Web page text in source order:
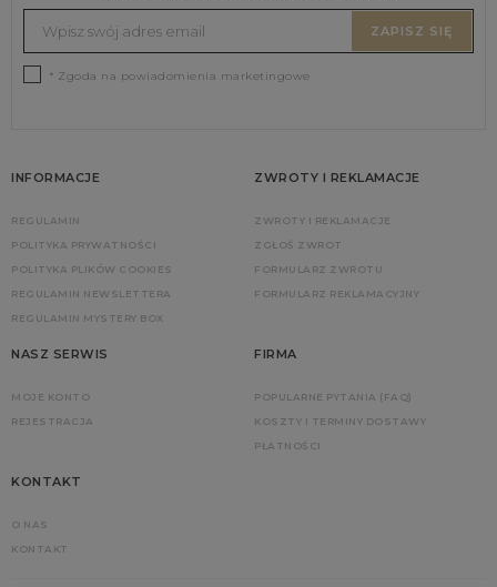
ZAPISZ SIĘ
* Zgoda na powiadomienia marketingowe
INFORMACJE
REGULAMIN
POLITYKA PRYWATNOŚCI
POLITYKA PLIKÓW COOKIES
REGULAMIN NEWSLETTERA
REGULAMIN MYSTERY BOX
ZWROTY I REKLAMACJE
ZWROTY I REKLAMACJE
ZGŁOŚ ZWROT
FORMULARZ ZWROTU
FORMULARZ REKLAMACYJNY
NASZ SERWIS
MOJE KONTO
REJESTRACJA
FIRMA
POPULARNE PYTANIA (FAQ)
KOSZTY I TERMINY DOSTAWY
PŁATNOŚCI
KONTAKT
O NAS
KONTAKT